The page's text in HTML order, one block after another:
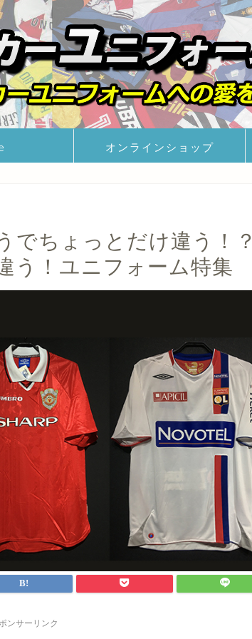
オンラインショップ
でちょっとだけ違う！？
う！ユニフォーム特集
ンサーリンク